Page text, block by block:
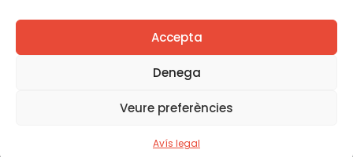
Accepta
Denega
Veure preferències
Avís legal
Creiem que el coneixement s’ha de compartir. Per això
fem servir una llicència Creative Commons, llevat que en
algun material indiquem el contrari. Us animem a copiar,
redistribuir, remesclar o transformar i crear els continguts
comercial. Només us demanem que reconegueu